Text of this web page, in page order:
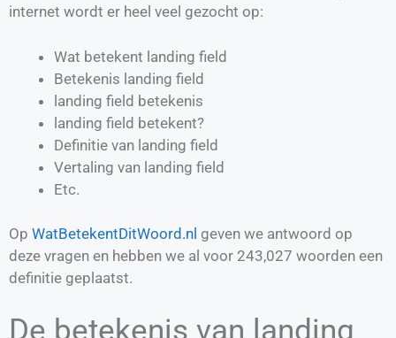
internet wordt er heel veel gezocht op:
Wat betekent landing field
Betekenis landing field
landing field betekenis
landing field betekent?
Definitie van landing field
Vertaling van landing field
Etc.
Op WatBetekentDitWoord.nl geven we antwoord op
deze vragen en hebben we al voor 243,027 woorden een
definitie geplaatst.
De betekenis van landing